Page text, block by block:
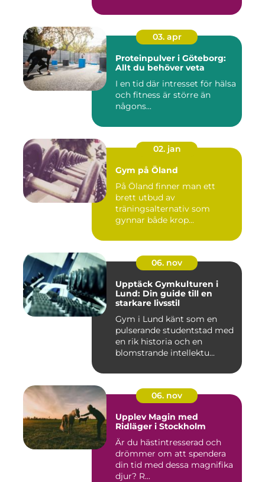
03. apr
Proteinpulver i Göteborg:
Allt du behöver veta
I en tid där intresset för hälsa
och fitness är större än
någons...
02. jan
Gym på Öland
På Öland finner man ett
brett utbud av
träningsalternativ som
gynnar både krop...
06. nov
Upptäck Gymkulturen i
Lund: Din guide till en
starkare livsstil
Gym i Lund känt som en
pulserande studentstad med
en rik historia och en
blomstrande intellektu...
06. nov
Upplev Magin med
Ridläger i Stockholm
Är du hästintresserad och
drömmer om att spendera
din tid med dessa magnifika
djur? R...